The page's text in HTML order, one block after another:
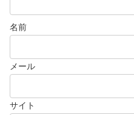
名前
メール
サイト